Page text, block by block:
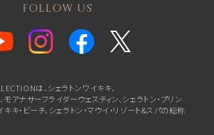
FOLLOW US
は、シェラトンワイキキ、
モアナサーフライダーウェスティン、シェラトン・プリン
キ・ビーチ、シェラトン・マウイ・リゾート&スパの総称